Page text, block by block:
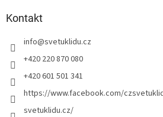
Kontakt
info@svetuklidu.cz
+420 220 870 080
+420 601 501 341
https://www.facebook.com/
svetuklidu.cz/